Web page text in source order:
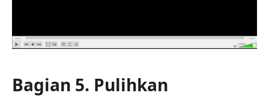
Bagian 5. Pulihkan